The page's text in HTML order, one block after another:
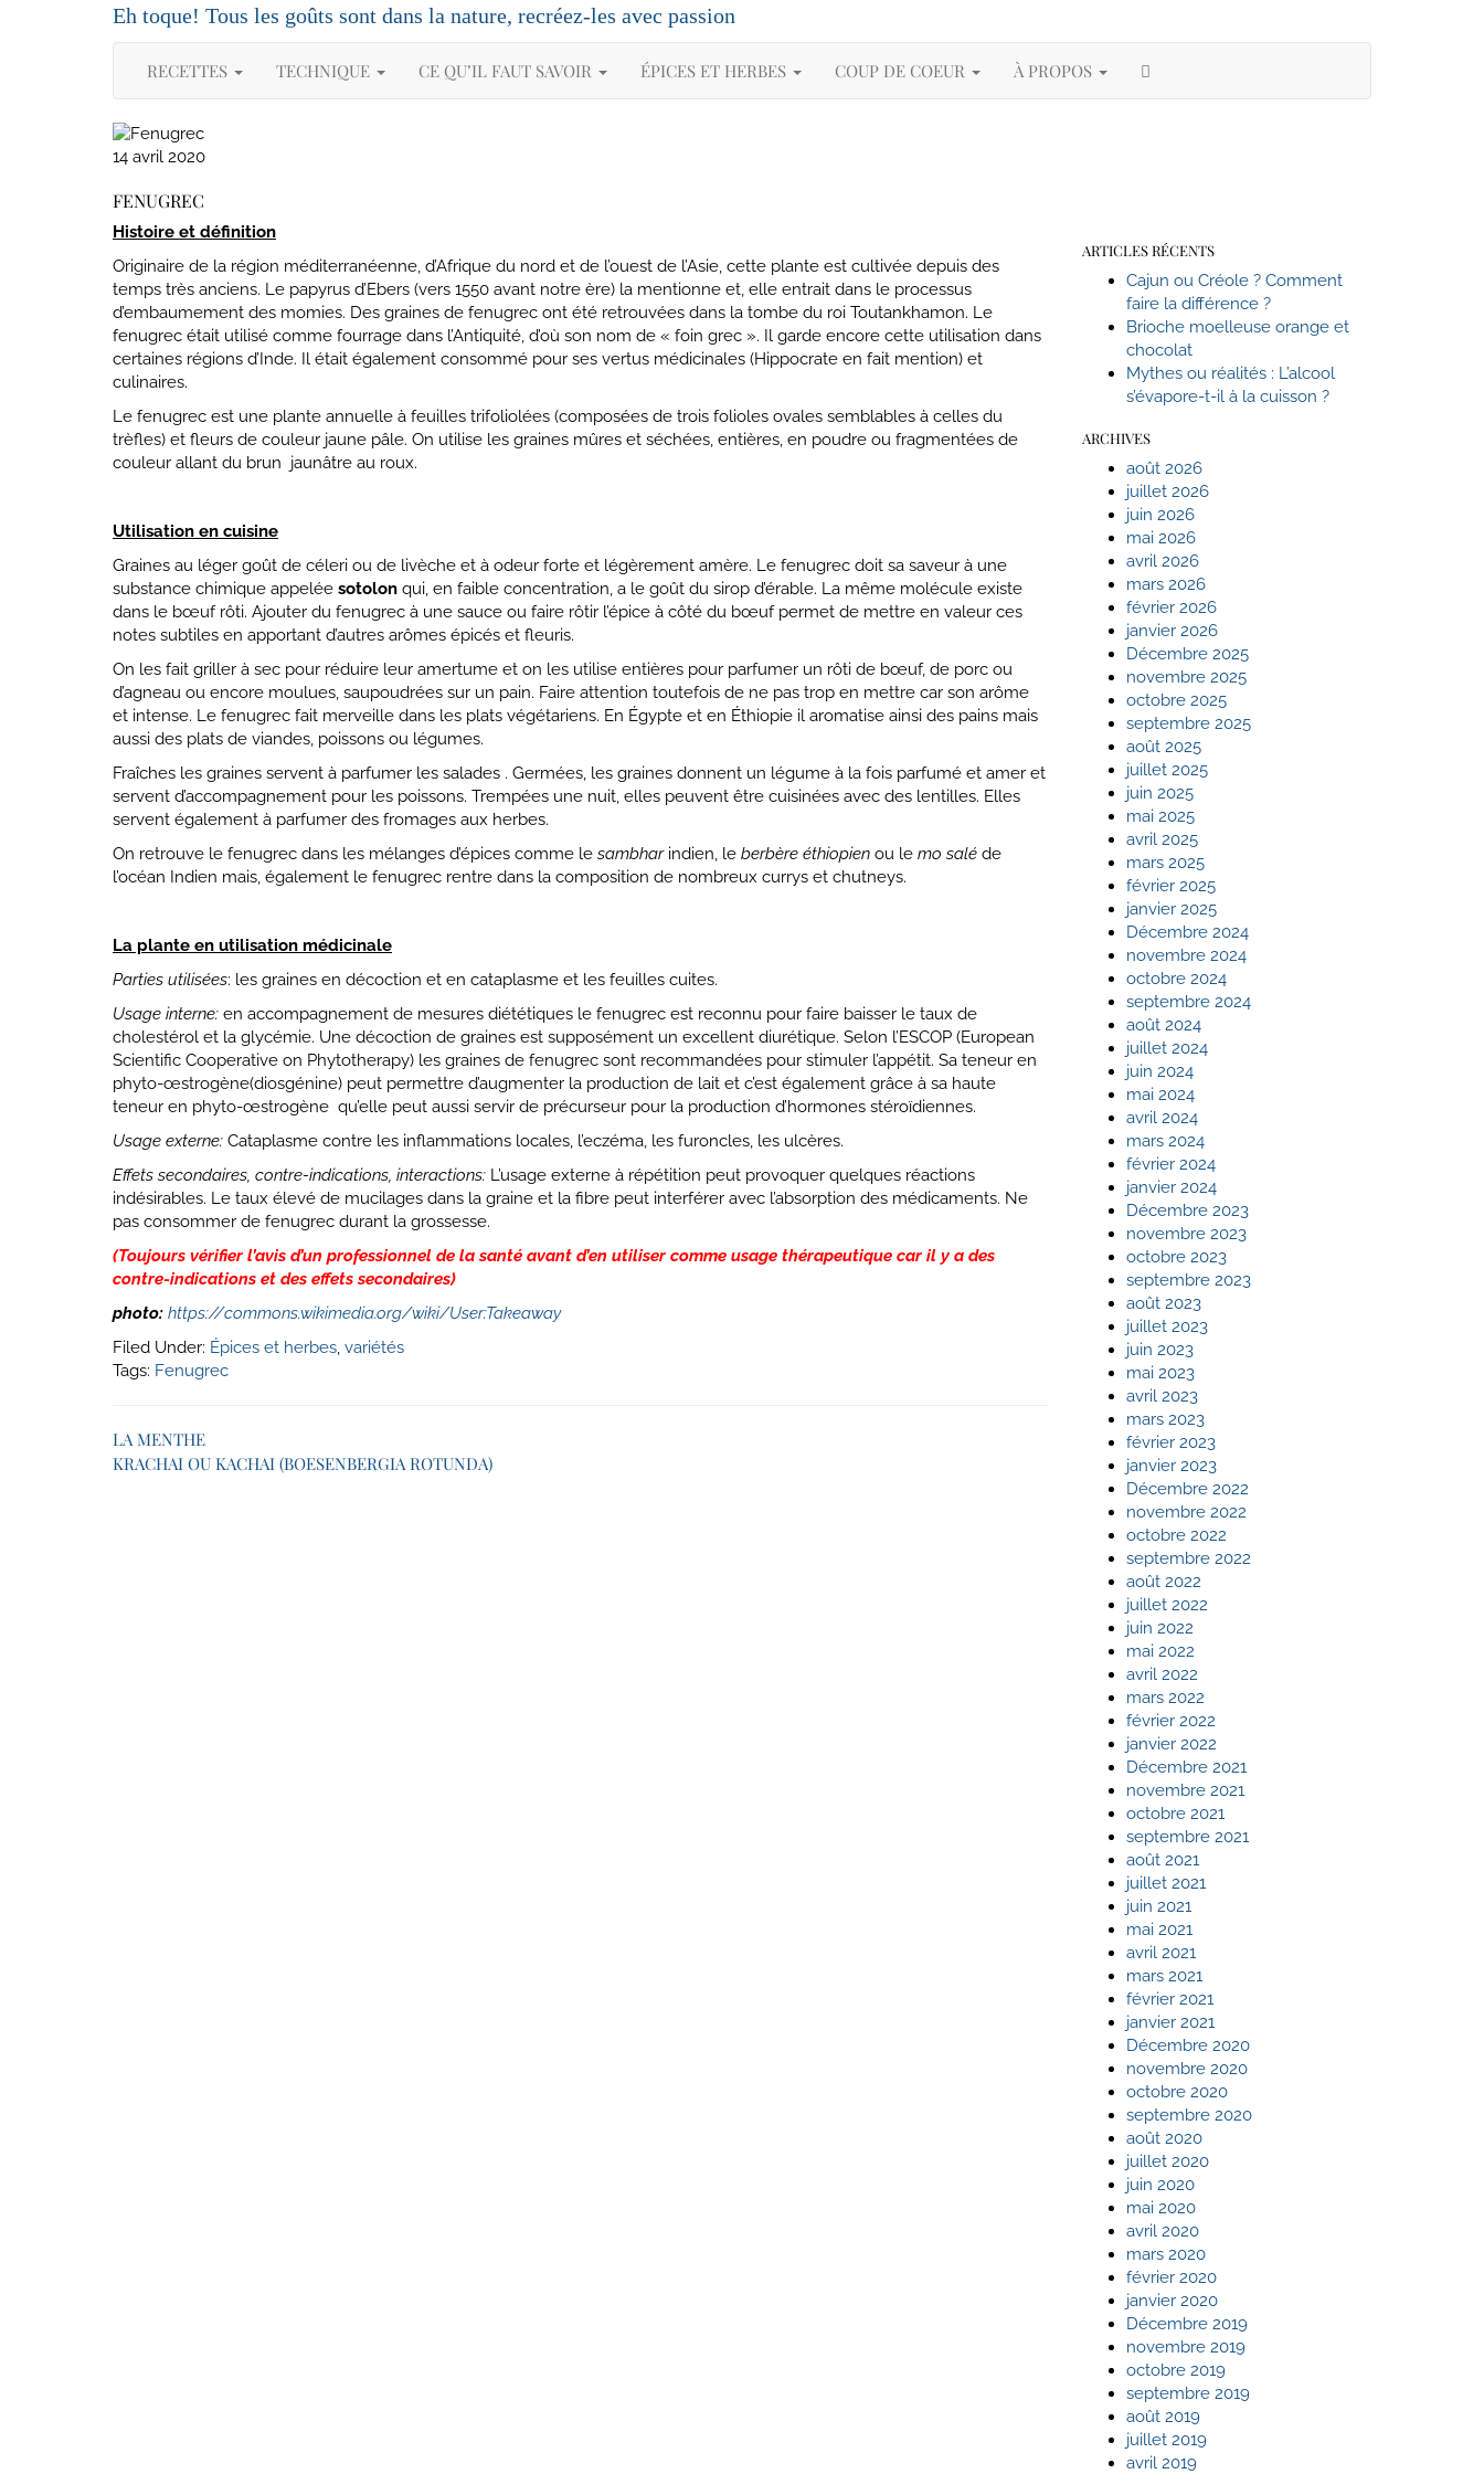
Eh toque! Tous les goûts sont dans la nature, recréez-les avec passion
RECETTES TECHNIQUE CE QU’IL FAUT SAVOIR ÉPICES ET HERBES COUP DE COEUR À PROPOS
14 avril 2020
FENUGREC
Histoire et définition
Originaire de la région méditerranéenne, d’Afrique du nord et de l’ouest de l’Asie, cette plante est cultivée depuis des
temps très anciens. Le papyrus d’Ebers (vers 1550 avant notre ère) la mentionne et, elle entrait dans le processus
d’embaumement des momies. Des graines de fenugrec ont été retrouvées dans la tombe du roi Toutankhamon. Le
fenugrec était utilisé comme fourrage dans l’Antiquité, d’où son nom de « foin grec ». Il garde encore cette utilisation dans
certaines régions d’Inde. Il était également consommé pour ses vertus médicinales (Hippocrate en fait mention) et
culinaires.
Le fenugrec est une plante annuelle à feuilles trifoliolées (composées de trois folioles ovales semblables à celles du
trèfles) et fleurs de couleur jaune pâle. On utilise les graines mûres et séchées, entières, en poudre ou fragmentées de
couleur allant du brun jaunâtre au roux.
Utilisation en cuisine
Graines au léger goût de céleri ou de livèche et à odeur forte et légèrement amère. Le fenugrec doit sa saveur à une
substance chimique appelée sotolon qui, en faible concentration, a le goût du sirop d’érable. La même molécule existe
dans le bœuf rôti. Ajouter du fenugrec à une sauce ou faire rôtir l’épice à côté du bœuf permet de mettre en valeur ces
notes subtiles en apportant d’autres arômes épicés et fleuris.
On les fait griller à sec pour réduire leur amertume et on les utilise entières pour parfumer un rôti de bœuf, de porc ou
d’agneau ou encore moulues, saupoudrées sur un pain. Faire attention toutefois de ne pas trop en mettre car son arôme
et intense. Le fenugrec fait merveille dans les plats végétariens. En Égypte et en Éthiopie il aromatise ainsi des pains mais
aussi des plats de viandes, poissons ou légumes.
Fraîches les graines servent à parfumer les salades . Germées, les graines donnent un légume à la fois parfumé et amer et
servent d’accompagnement pour les poissons. Trempées une nuit, elles peuvent être cuisinées avec des lentilles. Elles
servent également à parfumer des fromages aux herbes.
On retrouve le fenugrec dans les mélanges d’épices comme le sambharindien, le berbère éthiopien ou le mo salé de
l’océan Indien mais, également le fenugrec rentre dans la composition de nombreux currys et chutneys.
La plante en utilisation médicinale
Parties utilisées: les graines en décoction et en cataplasme et les feuilles cuites.
Usage interne: en accompagnement de mesures diététiques le fenugrec est reconnu pour faire baisser le taux de
cholestérol et la glycémie. Une décoction de graines est supposément un excellent diurétique. Selon l’ESCOP (European
Scientific Cooperative on Phytotherapy) les graines de fenugrec sont recommandées pour stimuler l’appétit. Sa teneur en
phyto-œstrogène(diosgénine) peut permettre d’augmenter la production de lait et c’est également grâce à sa haute
teneur en phyto-œstrogène qu’elle peut aussi servir de précurseur pour la production d’hormones stéroïdiennes.
Usage externe: Cataplasme contre les inflammations locales, l’eczéma, les furoncles, les ulcères.
Effets secondaires, contre-indications, interactions: L’usage externe à répétition peut provoquer quelques réactions
indésirables. Le taux élevé de mucilages dans la graine et la fibre peut interférer avec l’absorption des médicaments. Ne
pas consommer de fenugrec durant la grossesse.
(Toujours vérifier l’avis d’un professionnel de la santé avant d’en utiliser comme usage thérapeutique car il y a des
contre-indications et des effets secondaires)
photo: https://commons.wikimedia.org/wiki/User:Takeaway
Filed Under: Épices et herbes, variétés
Tags: Fenugrec
LA MENTHE
KRACHAI OU KACHAI (BOESENBERGIA ROTUNDA)
ARTICLES RÉCENTS
Cajun ou Créole ? Comment
faire la différence ?
Brioche moelleuse orange et
chocolat
Mythes ou réalités : L’alcool
s’évapore-t-il à la cuisson ?
ARCHIVES
août 2026
juillet 2026
juin 2026
mai 2026
avril 2026
mars 2026
février 2026
janvier 2026
Décembre 2025
novembre 2025
octobre 2025
septembre 2025
août 2025
juillet 2025
juin 2025
mai 2025
avril 2025
mars 2025
février 2025
janvier 2025
Décembre 2024
novembre 2024
octobre 2024
septembre 2024
août 2024
juillet 2024
juin 2024
mai 2024
avril 2024
mars 2024
février 2024
janvier 2024
Décembre 2023
novembre 2023
octobre 2023
septembre 2023
août 2023
juillet 2023
juin 2023
mai 2023
avril 2023
mars 2023
février 2023
janvier 2023
Décembre 2022
novembre 2022
octobre 2022
septembre 2022
août 2022
juillet 2022
juin 2022
mai 2022
avril 2022
mars 2022
février 2022
janvier 2022
Décembre 2021
novembre 2021
octobre 2021
septembre 2021
août 2021
juillet 2021
juin 2021
mai 2021
avril 2021
mars 2021
février 2021
janvier 2021
Décembre 2020
novembre 2020
octobre 2020
septembre 2020
août 2020
juillet 2020
juin 2020
mai 2020
avril 2020
mars 2020
février 2020
janvier 2020
Décembre 2019
novembre 2019
octobre 2019
septembre 2019
août 2019
juillet 2019
avril 2019